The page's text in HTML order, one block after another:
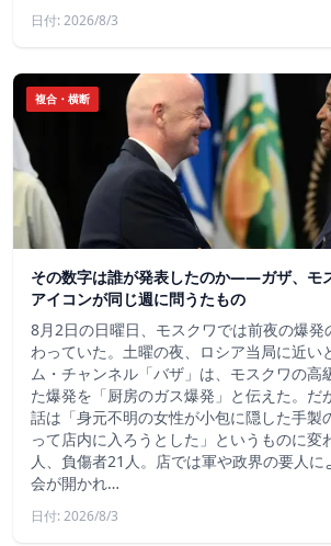
日付: 2026/8/3
複合・横断
その数字は誰が発表したのか——ガザ、モ
アイコンが同じ週に問うたもの
8月2日の日曜日、モスクワでは前夜の爆発
わっていた。土曜の夜、ロシア当局に近い
ム・チャンネル「バザ」は、モスクワの高
た爆発を「厨房のガス爆発」と伝えた。だ
話は「身元不明の女性が小包に隠した手製
って店内に入ろうとした」というものに変
人、負傷者21人。店では軍や政界の要人に
会が開かれ…
日付: 2026/8/3